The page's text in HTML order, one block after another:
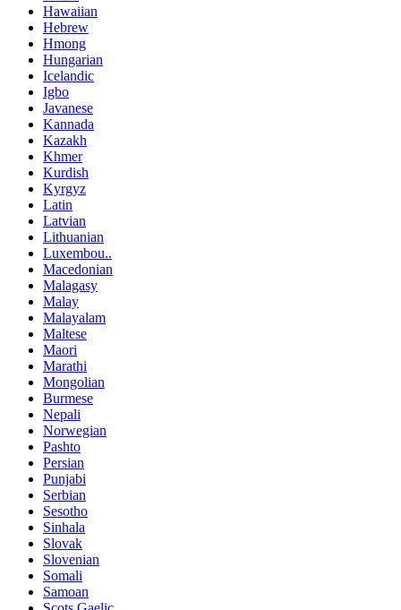
Hawaiian
Hebrew
Hmong
Hungarian
Icelandic
Igbo
Javanese
Kannada
Kazakh
Khmer
Kurdish
Kyrgyz
Latin
Latvian
Lithuanian
Luxembou..
Macedonian
Malagasy
Malay
Malayalam
Maltese
Maori
Marathi
Mongolian
Burmese
Nepali
Norwegian
Pashto
Persian
Punjabi
Serbian
Sesotho
Sinhala
Slovak
Slovenian
Somali
Samoan